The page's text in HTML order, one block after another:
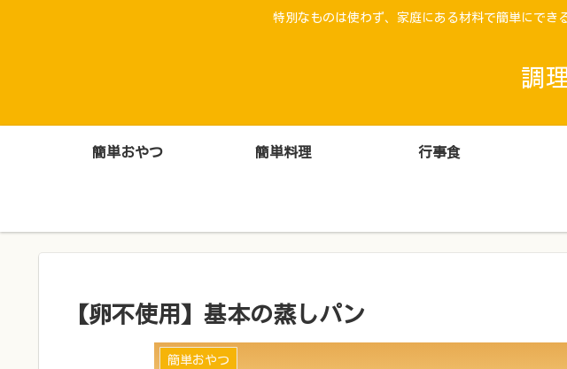
特別なものは使わず、家庭にある材料で簡単にでき
調
簡単おやつ 簡単料理 行事食
【卵不使用】基本の蒸しパン
簡単おやつ